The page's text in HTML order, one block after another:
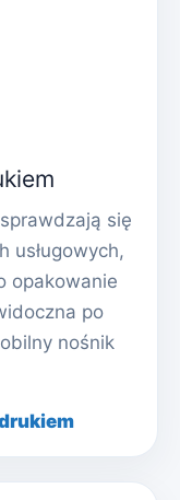
się
usługowych,
opakowanie
po
nośnik